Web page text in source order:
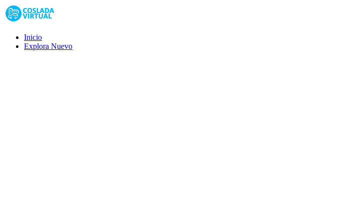
Inicio
Explora Nuevo